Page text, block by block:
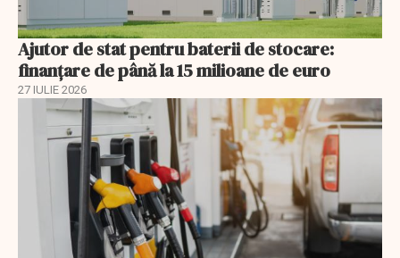
Ajutor de stat pentru baterii de stocare:
finanțare de până la 15 milioane de euro
27 IULIE 2026